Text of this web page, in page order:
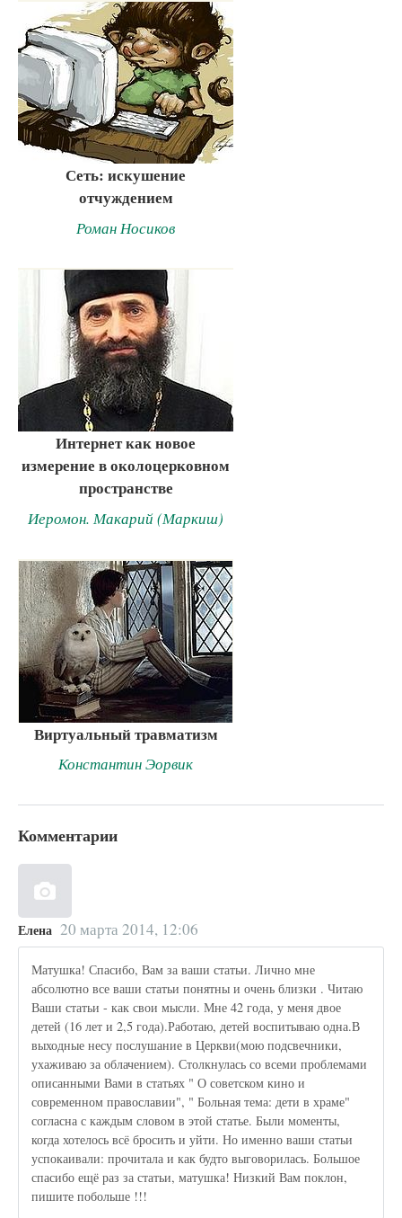
Сеть: искушение
отчуждением
Роман Носиков
Интернет как новое
измерение в околоцерковном
пространстве
Иеромон. Макарий (Маркиш)
Виртуальный травматизм
Константин Эорвик
Комментарии
Елена 20 марта 2014, 12:06
Матушка! Спасибо, Вам за ваши статьи. Лично мне
абсолютно все ваши статьи понятны и очень близки . Читаю
Ваши статьи - как свои мысли. Мне 42 года, у меня двое
детей (16 лет и 2,5 года).Работаю, детей воспитываю одна.В
выходные несу послушание в Церкви(мою подсвечники,
ухаживаю за облачением). Столкнулась со всеми проблемами
описанными Вами в статьях " О советском кино и
современном православии", " Больная тема: дети в храме"
согласна с каждым словом в этой статье. Были моменты,
когда хотелось всё бросить и уйти. Но именно ваши статьи
успокаивали: прочитала и как будто выговорилась. Большое
спасибо ещё раз за статьи, матушка! Низкий Вам поклон,
пишите побольше !!!